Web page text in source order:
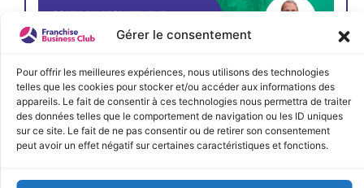
Gérer le consentement
Pour offrir les meilleures expériences, nous utilisons des technologies
telles que les cookies pour stocker et/ou accéder aux informations des
appareils. Le fait de consentir à ces technologies nous permettra de traiter
des données telles que le comportement de navigation ou les ID uniques
sur ce site. Le fait de ne pas consentir ou de retirer son consentement
peut avoir un effet négatif sur certaines caractéristiques et fonctions.